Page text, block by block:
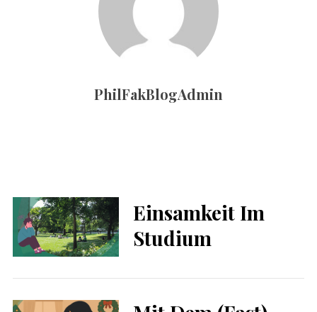
PhilFakBlogAdmin
Einsamkeit Im
Studium